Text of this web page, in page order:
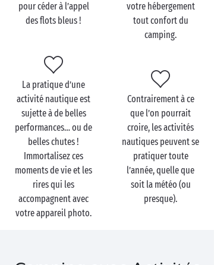
pour céder à l’appel
des flots bleus !
votre hébergement
tout confort du
camping.
La pratique d’une
activité nautique est
sujette à de belles
performances… ou de
belles chutes !
Immortalisez ces
moments de vie et les
rires qui les
accompagnent avec
votre appareil photo.
Contrairement à ce
que l’on pourrait
croire, les activités
nautiques peuvent se
pratiquer toute
l’année, quelle que
soit la météo (ou
presque).